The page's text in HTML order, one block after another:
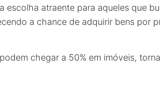
escolha atraente para aqueles que
a chance de adquirir bens por
podem chegar a 50% em imóveis,